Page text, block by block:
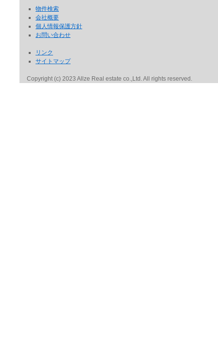
物件検索
会社概要
個人情報保護方針
お問い合わせ
リンク
サイトマップ
Copyright (c) 2023 Allze Real estate co.,Ltd. All rights reserved.